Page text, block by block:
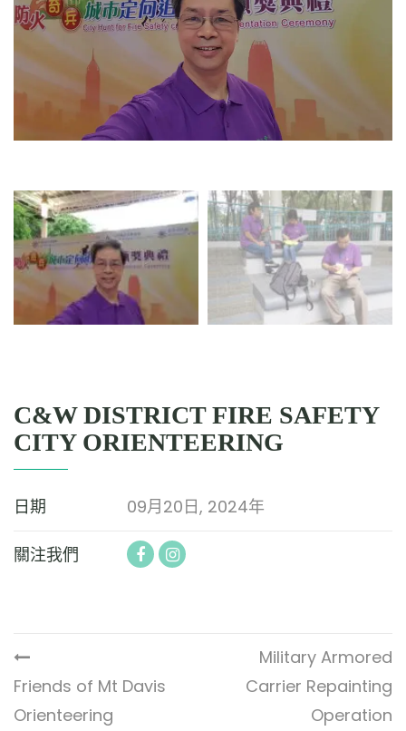
C&W DISTRICT FIRE SAFETY
CITY ORIENTEERING
日期 09月20日, 2024年
關注我們
Friends of Mt Davis
Orienteering
Military Armored
Carrier Repainting
Operation